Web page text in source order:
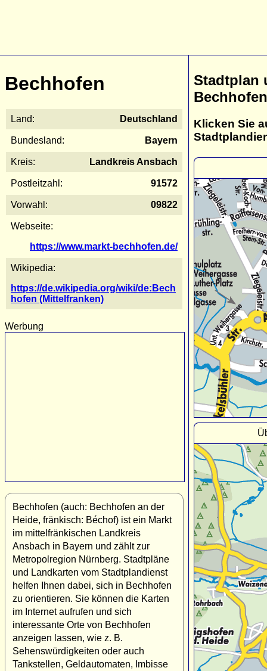
Bechhofen
Land: Deutschland
Bundesland: Bayern
Kreis: Landkreis Ansbach
Postleitzahl: 91572
Vorwahl: 09822
Webseite:
https://www.markt-bechhofen.de/
Wikipedia:
https://de.wikipedia.org/wiki/de:Bech
hofen (Mittelfranken)
Werbung
Bechhofen (auch: Bechhofen an der
Heide, fränkisch: Béchof) ist ein Markt
im mittelfränkischen Landkreis
Ansbach in Bayern und zählt zur
Metropolregion Nürnberg. Stadtpläne
und Landkarten vom Stadtplandienst
helfen Ihnen dabei, sich in Bechhofen
zu orientieren. Sie können die Karten
im Internet aufrufen und sich
interessante Orte von Bechhofen
anzeigen lassen, wie z. B.
Sehenswürdigkeiten oder auch
Tankstellen, Geldautomaten, Imbisse
Stadtplan
Bechhofen
Klicken Sie